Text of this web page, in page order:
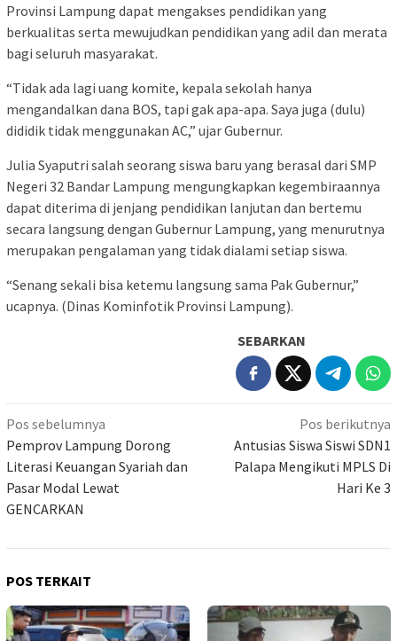
Provinsi Lampung dapat mengakses pendidikan yang
berkualitas serta mewujudkan pendidikan yang adil dan merata
bagi seluruh masyarakat.
“Tidak ada lagi uang komite, kepala sekolah hanya
mengandalkan dana BOS, tapi gak apa-apa. Saya juga (dulu)
dididik tidak menggunakan AC,” ujar Gubernur.
Julia Syaputri salah seorang siswa baru yang berasal dari SMP
Negeri 32 Bandar Lampung mengungkapkan kegembiraannya
dapat diterima di jenjang pendidikan lanjutan dan bertemu
secara langsung dengan Gubernur Lampung, yang menurutnya
merupakan pengalaman yang tidak dialami setiap siswa.
“Senang sekali bisa ketemu langsung sama Pak Gubernur,”
ucapnya. (Dinas Kominfotik Provinsi Lampung).
SEBARKAN
Navigasi
pos
Pos sebelumnya
Pemprov Lampung Dorong
Literasi Keuangan Syariah dan
Pasar Modal Lewat
GENCARKAN
Pos berikutnya
Antusias Siswa Siswi SDN1
Palapa Mengikuti MPLS Di
Hari Ke 3
POS TERKAIT